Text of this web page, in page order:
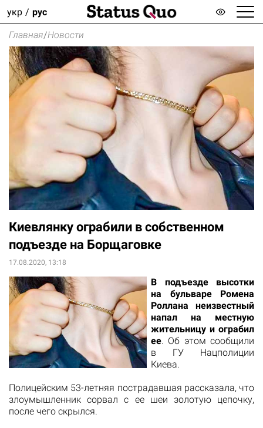
укр рус
Главная/Новости
Киевлянку ограбили в собственном
подъезде на Борщаговке
17.08.2020, 13:18
В подъезде высотки
на бульваре Ромена
Роллана неизвестный
напал на местную
жительницу и ограбил
ее. Об этом сообщили
в ГУ Нацполиции
Киева.
Полицейским 53-летняя пострадавшая рассказала, что
злоумышленник сорвал с ее шеи золотую цепочку,
после чего скрылся.